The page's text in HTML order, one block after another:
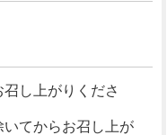
召し上がりくださ
いてからお召し上が